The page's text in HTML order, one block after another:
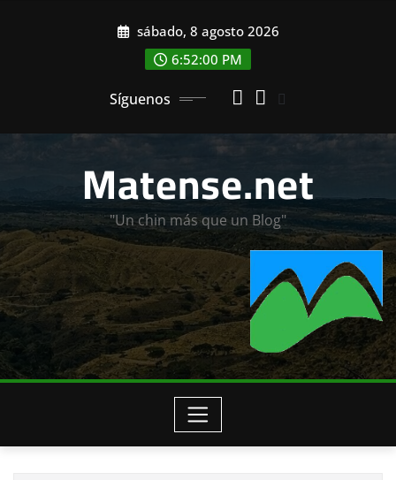
sábado, 8 agosto 2026
6:52:02 PM
Síguenos
Matense.net
"Un chin más que un Blog"